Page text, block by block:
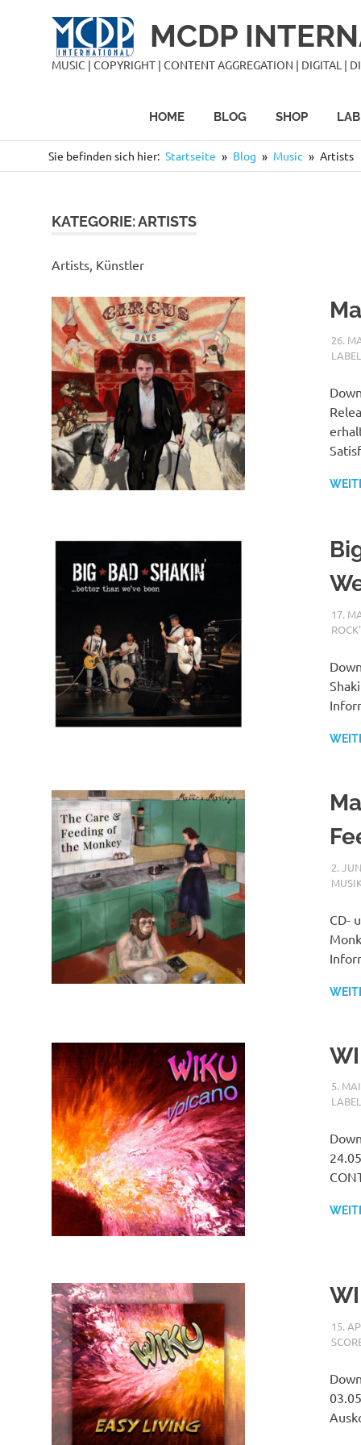
MCDP
MUSIC | COPYRIGHT | CONTENT AGGREGATION | DIGITAL |
HOME BLOG SHOP
Sie befinden sich hier: Startseite Blog Music Artists
KATEGORIE:ARTISTS
Artists, Künstler
26.
17.
2.
CD-
5.
15.